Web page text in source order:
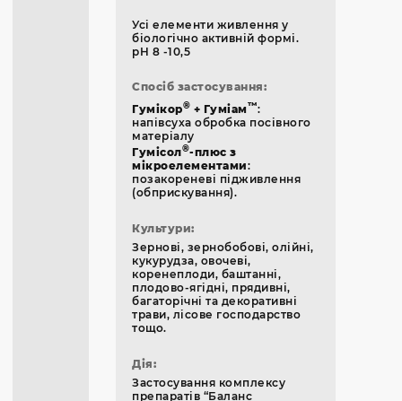
Усі елементи живлення у
біологічно активній формі.
pH 8 -10,5
Спосіб застосування:
Гумікор® + Гуміам™:
напівсуха обробка посівного
матеріалу
Гумісол®-плюс з
мікроелементами:
позакореневі підживлення
(обприскування).
Культури:
Зернові, зернобобові, олійні,
кукурудза, овочеві,
коренеплоди, баштанні,
плодово-ягідні, прядивні,
багаторічні та декоративні
трави, лісове господарство
тощо.
Дія:
Застосування комплексу
препаратів “Баланс